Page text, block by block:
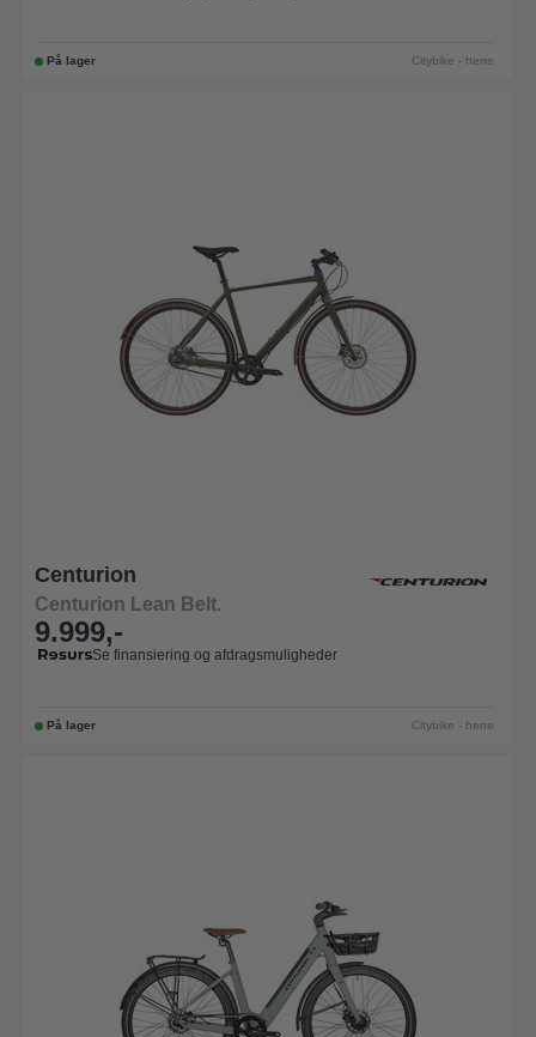
På lager Citybike - herre
Centurion
Centurion Lean Belt.
9.999,-
Se finansiering og afdragsmuligheder
På lager Citybike - herre